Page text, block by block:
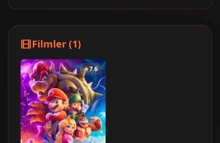
Filmler (1)
7.6